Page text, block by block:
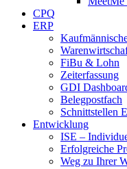
CPQ
ERP
FiBu & Lohn
Zeiterfassung
GDI
Belegpostfach
Schnittstellen
Entwicklung
ISE –
Erfolgreiche
Weg zu Ihrer